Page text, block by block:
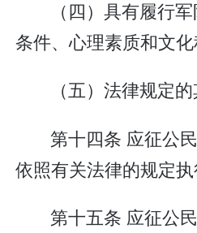
（四）具有履行
条件、心理素质和文化
（五）法律规定的
第十四条 应征公
依照有关法律的规定执
第十五条 应征公